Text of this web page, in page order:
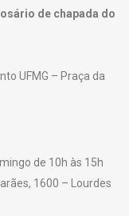
de chapada do
UFMG – Praça da
de 10h às 15h
1600 – Lourdes